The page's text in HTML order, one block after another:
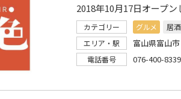
2018年10月17日オープン
カテゴリー グルメ
居
エリア・駅
富山県富山
電話番号 076-400-8339